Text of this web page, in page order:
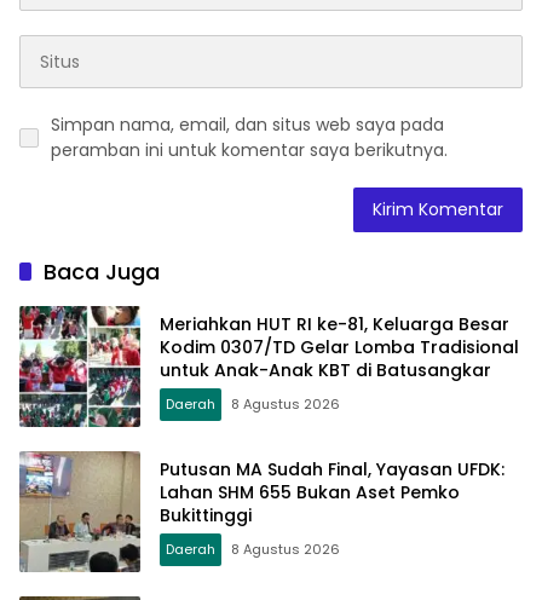
Simpan nama, email, dan situs web saya pada
peramban ini untuk komentar saya berikutnya.
Baca Juga
Meriahkan HUT RI ke-81, Keluarga Besar
Kodim 0307/TD Gelar Lomba Tradisional
untuk Anak-Anak KBT di Batusangkar
Daerah 8 Agustus 2026
Putusan MA Sudah Final, Yayasan UFDK:
Lahan SHM 655 Bukan Aset Pemko
Bukittinggi
Daerah 8 Agustus 2026